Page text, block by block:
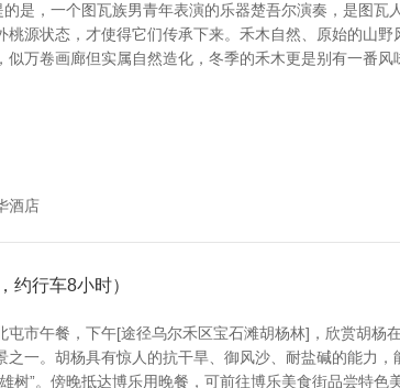
的是，一个图瓦族男青年表演的乐器楚吾尔演奏，是图瓦
桃源状态，才使得它们传承下来。禾木自然、原始的山野
万卷画廊但实属自然造化，冬季的禾木更是别有一番风
酒店
约行车8小时）
屯市午餐，下午[途径乌尔禾区宝石滩胡杨林]，欣赏胡杨
之一。胡杨具有惊人的抗干旱、御风沙、耐盐碱的能力
树”。傍晚抵达博乐用晚餐，可前往博乐美食街品尝特色